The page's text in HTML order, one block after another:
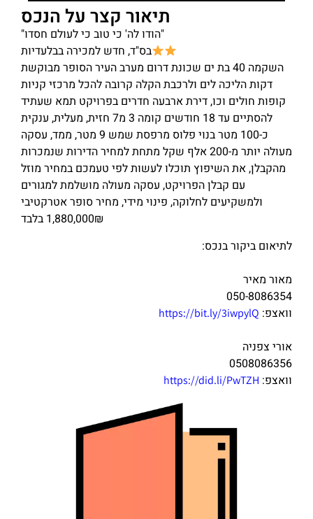
תיאור קצר על הנכס
"הודו לה' כי טוב כי לעולם חסדו"
בס"ד, חדש למכירה בבלעדיות
השקמה 40 בת ים שכונת דרום מערב העיר הסופר מבוקשת
דקות הליכה לים ולרכבת הקלה קרובה להכל מרכזי קניות
קופות חולים וכו, דירת ארבעה חדרים בפרויקט תמא שעתיד
להסתיים עד 18 חודשים קומה 3 מ7 חזית, מעלית, ענקית
כ-100 מטר בנוי פלוס מרפסת שמש 9 מטר, ממד, עסקה
מעולה יותר מ-200 אלף שקל מתחת למחיר הדירות שנמכרות
מהקבלן, את השיפוץ תוכלו לעשות לפי טעמכם במחיר מוזל
עם קבלן הפרויקט, עסקה מעולה מושלמת למגורים
ולמשקיעים לחלוקה, פינוי מידי, מחיר סופר אטרקטיבי
1,880,000₪ בלבד
לתיאום ביקור בנכס:
מאור מאיר
050-8086354
וואצפ: https://bit.ly/3iwpylQ
אורי צפניה
0508086356
וואצפ: https://did.li/PwTZH